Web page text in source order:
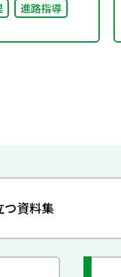
進路指導
つ資料集